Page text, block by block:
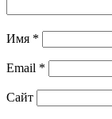
Имя *
Email *
Сайт